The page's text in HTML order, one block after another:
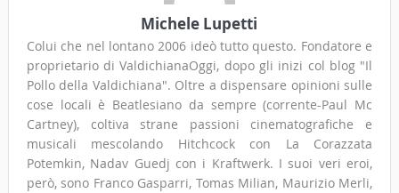
Michele Lupetti
Colui che nel lontano 2006 ideò tutto questo. Fondatore e
proprietario di ValdichianaOggi, dopo gli inizi col blog "Il
Pollo della Valdichiana". Oltre a dispensare opinioni sulle
cose locali è Beatlesiano da sempre (corrente-Paul Mc
Cartney), coltiva strane passioni cinematografiche e
musicali mescolando Hitchcock con La Corazzata
Potemkin, Nadav Guedj con i Kraftwerk. I suoi veri eroi,
però, sono Franco Gasparri, Tomas Milian, Maurizio Merli,